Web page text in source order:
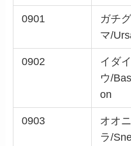
0901
ガチグ
マ/
0902
イダ
ウ/
on
0903
オオ
ラ/